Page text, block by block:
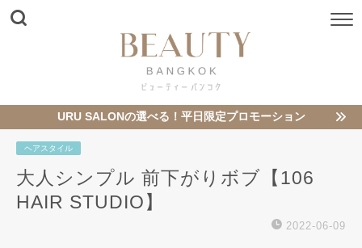
URU SALONの選べる！平日限定プロモーション
ヘアスタイル
大人シンプル 前下がりボブ【106
HAIR STUDIO】
2022-06-09